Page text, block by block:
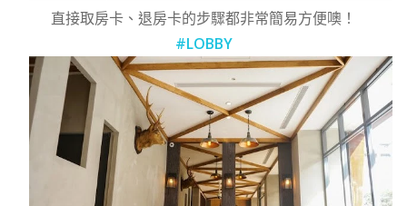
直接取房卡、退房卡的步驟都非常簡易方便噢！
#LOBBY